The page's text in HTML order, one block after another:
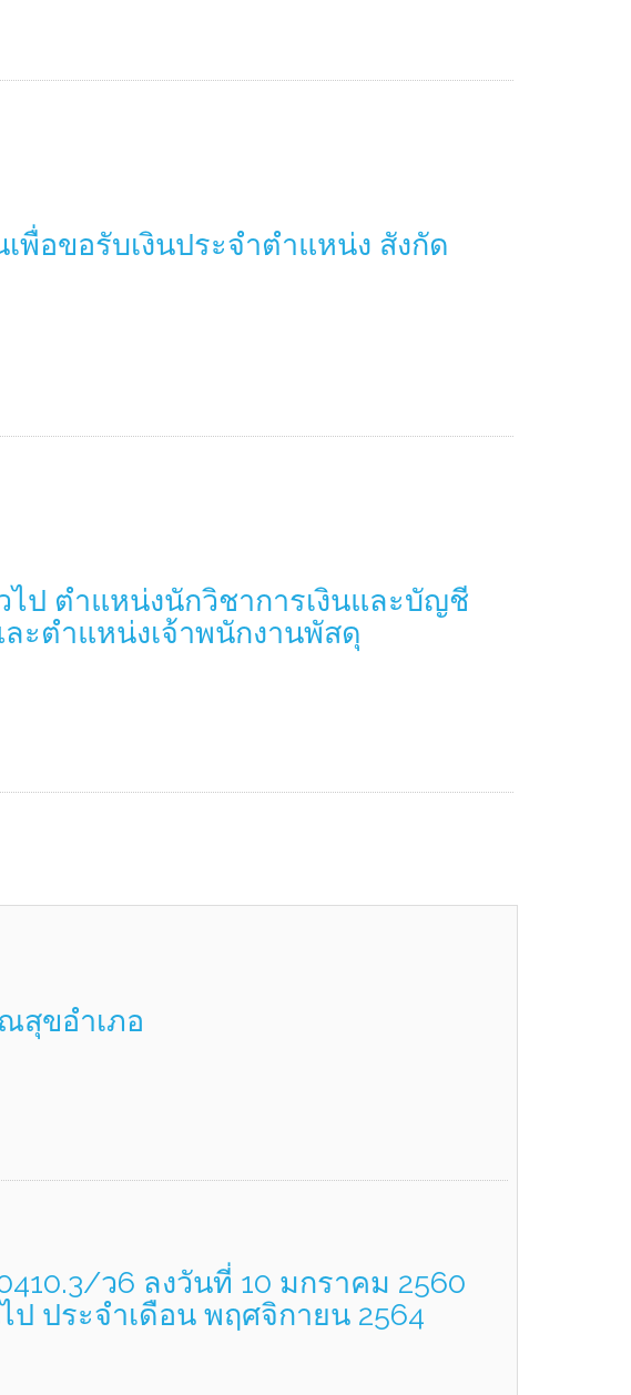
พื่อขอรับเงินประจำตำแหน่ง สังกัด
ไป ตำแหน่งนักวิชาการเงินและบัญชี
ะตำแหน่งเจ้าพนักงานพัสดุ
สุขอำเภอ
ว6 ลงวันที่ 10 มกราคม 2560
ป ประจำเดือน พฤศจิกายน 2564